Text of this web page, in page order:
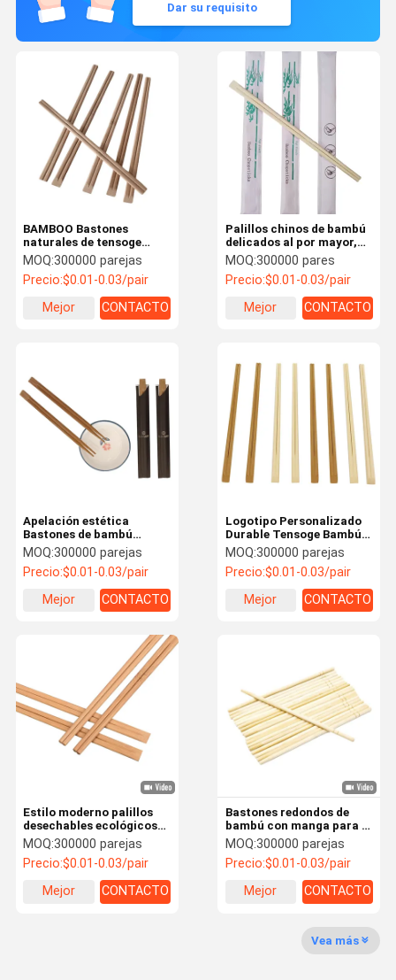
Productos
Nosotros
Por La
Fábrica
Dar su requisito
Palillos chinos de bambú
delicados al por mayor,
personalizados,
redondos/gemelos/Tensoge,
naturales, con funda de
papel individual
MOQ:300000 pares
Precio:$0.01-0.03/pair
Mejor
CONTACTO
BAMBOO Bastones
naturales de tensoge
para el logotipo y los
servicios de embalaje
personalizados de sushi
MOQ:300000 parejas
Precio:$0.01-0.03/pair
Mejor
CONTACTO
Logotipo Personalizado
Durable Tensoge Bambú
Carbonizado Tensoge
palillos Logotipo
Logotipo del cliente y
embalaje es viable
MOQ:300000 parejas
Precio:$0.01-0.03/pair
Mejor
CONTACTO
Apelación estética
Bastones de bambú
personalizados libres de
químicos Compostables
MOQ:300000 parejas
Precio:$0.01-0.03/pair
Mejor
CONTACTO
Bastones redondos de
bambú con manga para el
hogar/restaurante/hotel
ocasión para el
hogar/restaurante/hotel
MOQ:300000 parejas
Precio:$0.01-0.03/pair
Mejor
CONTACTO
Estilo moderno palillos
desechables ecológicos
higiénicos y de un solo
uso
MOQ:300000 parejas
Precio:$0.01-0.03/pair
Mejor
CONTACTO
Vea más